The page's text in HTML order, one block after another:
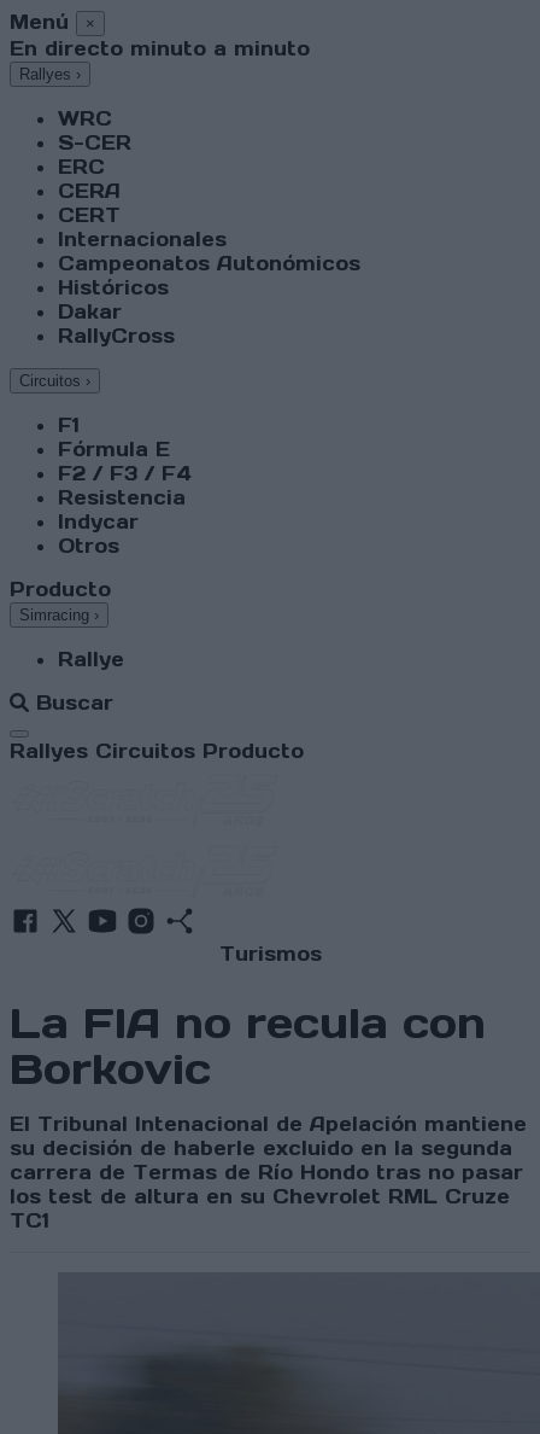
Menú ×
En directo minuto a minuto
Rallyes ›
WRC
S-CER
ERC
CERA
CERT
Internacionales
Campeonatos Autonómicos
Históricos
Dakar
RallyCross
Circuitos ›
F1
Fórmula E
F2 / F3 / F4
Resistencia
Indycar
Otros
Producto
Simracing ›
Rallye
Buscar
Abrir menú
Rallyes Circuitos Producto
Turismos
La FIA no recula con
Borkovic
El Tribunal Intenacional de Apelación mantiene
su decisión de haberle excluido en la segunda
carrera de Termas de Río Hondo tras no pasar
los test de altura en su Chevrolet RML Cruze
TC1